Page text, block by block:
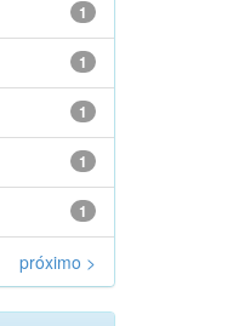
1
1
1
1
1
próximo >